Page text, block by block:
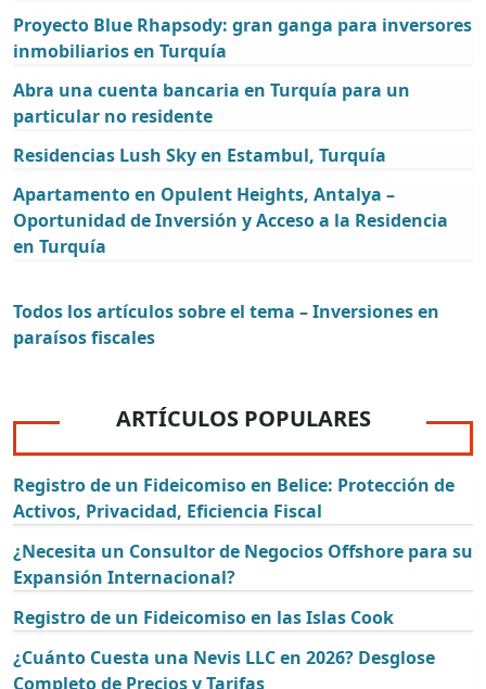
Proyecto Blue Rhapsody: gran ganga para inversores
inmobiliarios en Turquía
Abra una cuenta bancaria en Turquía para un
particular no residente
Residencias Lush Sky en Estambul, Turquía
Apartamento en Opulent Heights, Antalya –
Oportunidad de Inversión y Acceso a la Residencia
en Turquía
Todos los artículos sobre el tema – Inversiones en
paraísos fiscales
ARTÍCULOS POPULARES
Registro de un Fideicomiso en Belice: Protección de
Activos, Privacidad, Eficiencia Fiscal
¿Necesita un Consultor de Negocios Offshore para su
Expansión Internacional?
Registro de un Fideicomiso en las Islas Cook
¿Cuánto Cuesta una Nevis LLC en 2026? Desglose
Completo de Precios y Tarifas